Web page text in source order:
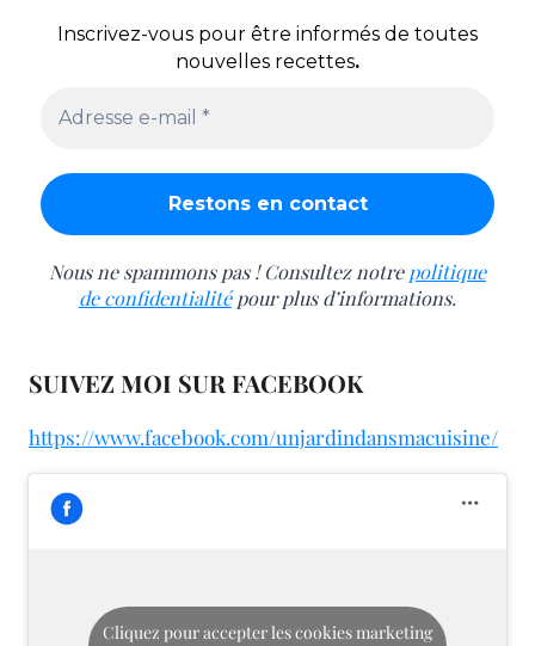
Inscrivez-vous pour être informés de toutes
nouvelles recettes.
Nous ne spammons pas ! Consultez notre politique
de confidentialitépour plus d’informations.
SUIVEZ MOI SUR FACEBOOK
https://www.facebook.com/unjardindansmacuisine/
Cliquez pour accepter les cookies marketing